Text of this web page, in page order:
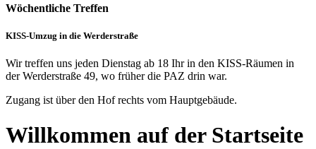
Wöchentliche Treffen
KISS-Umzug in die Werderstraße
Wir treffen uns jeden Dienstag ab 18 Ihr in den KISS-Räumen in
der Werderstraße 49, wo früher die PAZ drin war.
Zugang ist über den Hof rechts vom Hauptgebäude.
Willkommen auf der Startseite